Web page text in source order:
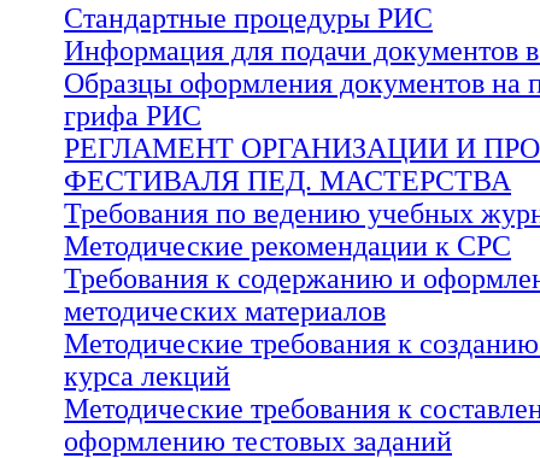
Стандартные процедуры РИС
Информация для подачи документов
Образцы оформления документов на
грифа РИС
РЕГЛАМЕНТ ОРГАНИЗАЦИИ И
ФЕСТИВАЛЯ ПЕД. МАСТЕРСТВА
Требования по ведению учебных
Методические рекомендации к СРС
Требования к содержанию и
методических материалов
Методические требования к
курса лекций
Методические требования к
оформлению тестовых заданий